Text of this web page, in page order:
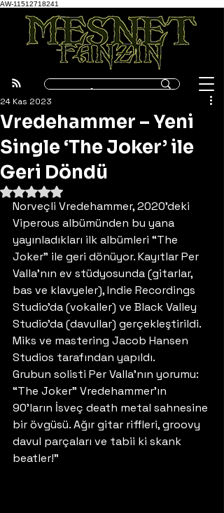
AW-11512718241
Vredehammer – Yeni
Single ‘The Joker’ ile
Geri Döndü
24 Kas 2023
5 üzerinden NaN yıldız
Norveçli Vredehammer, 2020’deki
Viperous albümünden bu yana
yayınladıkları ilk albümleri “The
Joker” ile geri dönüyor. Kayıtlar Per
Valla’nın ev stüdyosunda (gitarlar,
bas ve klavyeler), Indie Recordings
Studio’da (vokaller) ve Black Valley
Studio’da (davullar) gerçekleştirildi.
Miks ve mastering Jacob Hansen
Studios tarafından yapıldı.
Grubun solisti Per Valla’nın yorumu:
“The Joker” Vredehammer’ın
90’ların İsveç death metal sahnesine
bir övgüsü. Ağır gitar riffleri, groovy
davul parçaları ve tabii ki skank
beatler!”